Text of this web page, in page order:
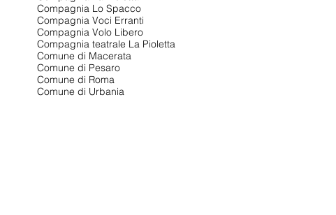
Compagnia Lo Spacco
Compagnia Voci Erranti
Compagnia Volo Libero
Compagnia teatrale La Pioletta
Comune di Macerata
Comune di Pesaro
Comune di Roma
Comune di Urbania